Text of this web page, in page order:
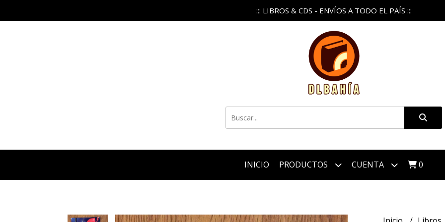
::: LIBROS & CDS - ENVÍOS A TODO EL PAÍS :::
INICIO PRODUCTOS CUENTA 0